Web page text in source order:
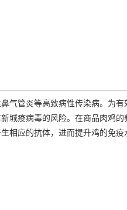
气管炎等高致病性传染病。为有
城疫病毒的风险。在商品肉鸡的
相应的抗体，进而提升鸡的免疫